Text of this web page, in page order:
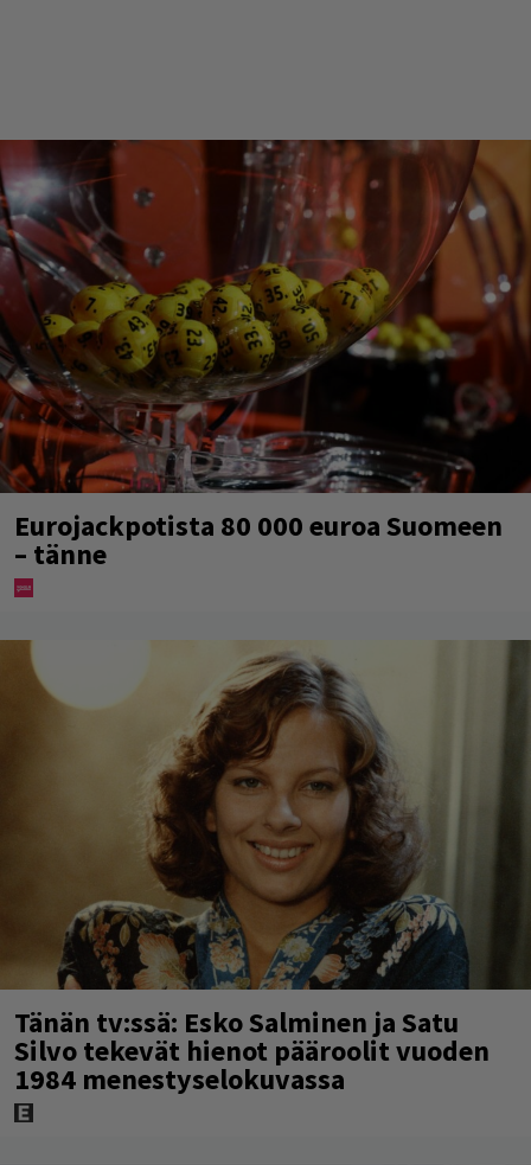
Eurojackpotista 80 000 euroa Suomeen
– tänne
Tänän tv:ssä: Esko Salminen ja Satu
Silvo tekevät hienot pääroolit vuoden
1984 menestyselokuvassa